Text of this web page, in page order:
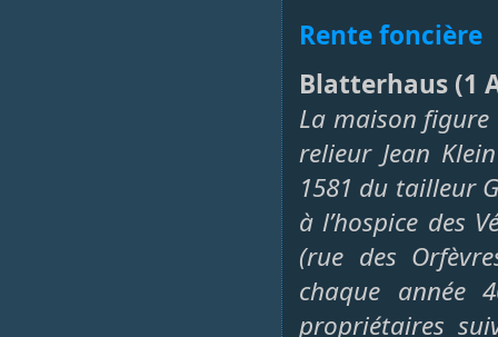
Rente foncière
Blatterhaus (1
La maison figure
relieur Jean
1581 du tailleur
à l’hospice des
(rue des
chaque année
propriétaires